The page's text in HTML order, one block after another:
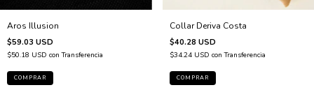
Aros Illusion
$59.03 USD
$50.18 USD con Transferencia
Collar Deriva Costa
$40.28 USD
$34.24 USD con Transferencia